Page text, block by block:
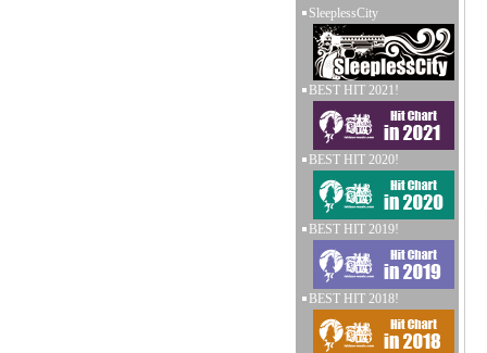
SleeplessCity
BEST HIT 2021!
BEST HIT 2020!
BEST HIT 2019!
BEST HIT 2018!